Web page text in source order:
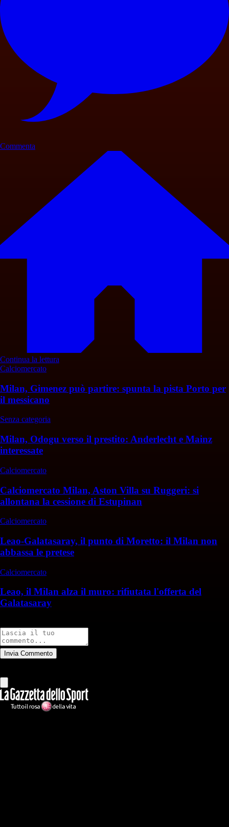
Commenta
Continua la lettura
Calciomercato
Milan, Gimenez può partire: spunta la pista Porto per
il messicano
Senza categoria
Milan, Odogu verso il prestito: Anderlecht e Mainz
interessate
Calciomercato
Calciomercato Milan, Aston Villa su Ruggeri: si
allontana la cessione di Estupinan
Calciomercato
Leao-Galatasaray, il punto di Moretto: il Milan non
abbassa le pretese
Calciomercato
Leao, il Milan alza il muro: rifiutata l'offerta del
Galatasaray
Invia Commento